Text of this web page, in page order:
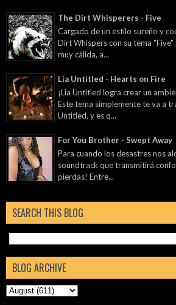
The Dirt Whisperers - Five
Cargado de un estilo sureño y
Dirt Whispers con su tema "Five"
muy cálida, a...
Lia Untitled - Hearts on Fire
¡Lia Untitled logra crear un
Este tema simplemente te va a
Untitled, y es q...
For You Brother - Swept Away
Para cuando los desastres nos
soundtrack que transmitirá
pierdas! Entre...
SEARCH THIS BLOG
BLOG ARCHIVE